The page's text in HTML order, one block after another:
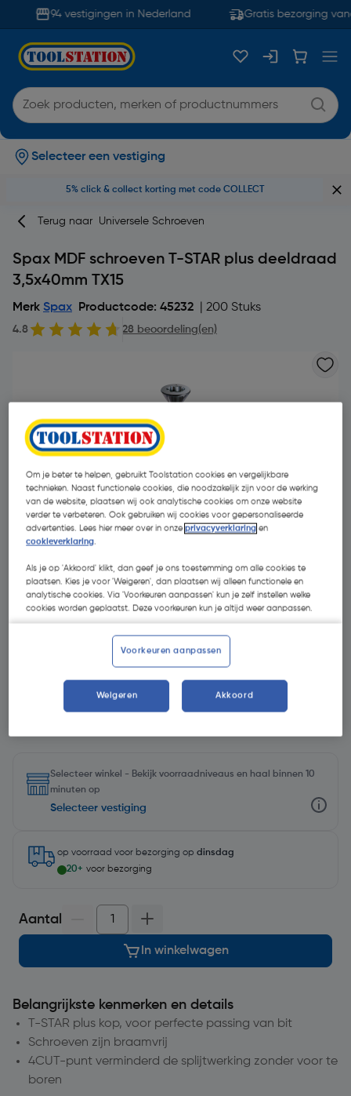
94 vestigingen in Nederland Gratis bezorging
Selecteer een vestiging
5% click & collect korting met code COLLECT
Terug naar Universele Schroeven
Spax MDF schroeven T-STAR plus deeldraad
3,5x40mm TX15
Merk Spax Productcode: 45232 | 200 Stuks
4.8 28 beoordeling(en)
€ 17,90| Excl. btw € 14,79
Kies productvariant(6)
Selecteer winkel - Bekijk voorraadniveaus en haal binnen 10
minuten op
Selecteer vestiging
op voorraad voor bezorging op dinsdag
20+ voor bezorging
Aantal
In winkelwagen
Belangrijkste kenmerken en details
T-STAR plus kop, voor perfecte passing van bit
Schroeven zijn braamvrij
4CUT-punt verminderd de splijtwerking zonder voor te
boren
Om je beter te helpen, gebruikt Toolstation cookies en vergelijkbare
technieken. Naast functionele cookies, die noodzakelijk zijn voor de werking
van de website, plaatsen wij ook analytische cookies om onze website
verder te verbeteren. Ook gebruiken wij cookies voor gepersonaliseerde
advertenties. Lees hier meer over in onzeprivacyverklaring en
cookieverklaring.
Als je op 'Akkoord' klikt, dan geef je ons toestemming om alle cookies te
plaatsen. Kies je voor 'Weigeren', dan plaatsen wij alleen functionele en
analytische cookies. Via 'Voorkeuren aanpassen' kun je zelf instellen welke
cookies worden geplaatst. Deze voorkeuren kun je altijd weer aanpassen.
Voorkeuren aanpassen
Weigeren Akkoord